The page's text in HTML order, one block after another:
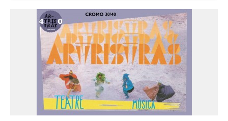
NOTÍCIAS
ESPECTÁCULOS
COMPAÑIA
TALLER
CONTACTO